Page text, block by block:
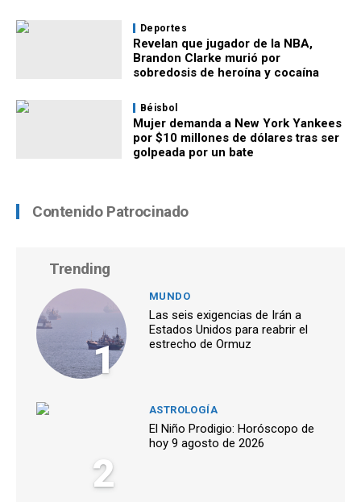
Deportes
Revelan que jugador de la NBA,
Brandon Clarke murió por
sobredosis de heroína y cocaína
Béisbol
Mujer demanda a New York Yankees
por $10 millones de dólares tras ser
golpeada por un bate
Contenido Patrocinado
Trending
1
MUNDO
Las seis exigencias de Irán a
Estados Unidos para reabrir el
estrecho de Ormuz
2
ASTROLOGÍA
El Niño Prodigio: Horóscopo de
hoy 9 agosto de 2026